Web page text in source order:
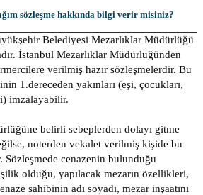
sözleşme hakkında bilgi verir misiniz?
Belediyesi Mezarlıklar Müdürlüğü
İstanbul Mezarlıklar Müdürlüğünden
verilmiş hazır sözleşmelerdir. Bu
1.dereceden yakınları (eşi, çocukları,
imzalayabilir.
belirli sebeplerden dolayı gitme
noterden vekalet verilmiş kişide bu
cenazenin bulunduğu
olduğu, yapılacak mezarın özellikleri,
sahibinin adı soyadı, mezar inşaatını